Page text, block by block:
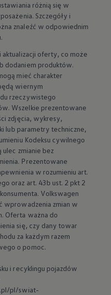
różnią się w
Szczegóły i
znaleźć w odpowiednim
oferty, co może
dodaniem produktów.
mieć charakter
wiernym
rzeczywistego
Wszelkie prezentowane
zdjęcia, wykresy,
lub parametry techniczne,
Kodeksu cywilnego
ulec zmianie bez
Prezentowane
w rozumieniu art.
oraz art. 43b ust. 2 pkt 2
Volkswagen
wprowadzenia zmian w
Oferta ważna do
się, czy dany towar
za każdym razem
o pomoc.
i recyklingu pojazdów
pl/swiat-